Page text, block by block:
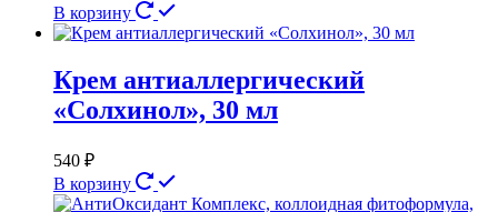
В корзину
Крем антиаллергический
«Солхинол», 30 мл
540 ₽
В корзину